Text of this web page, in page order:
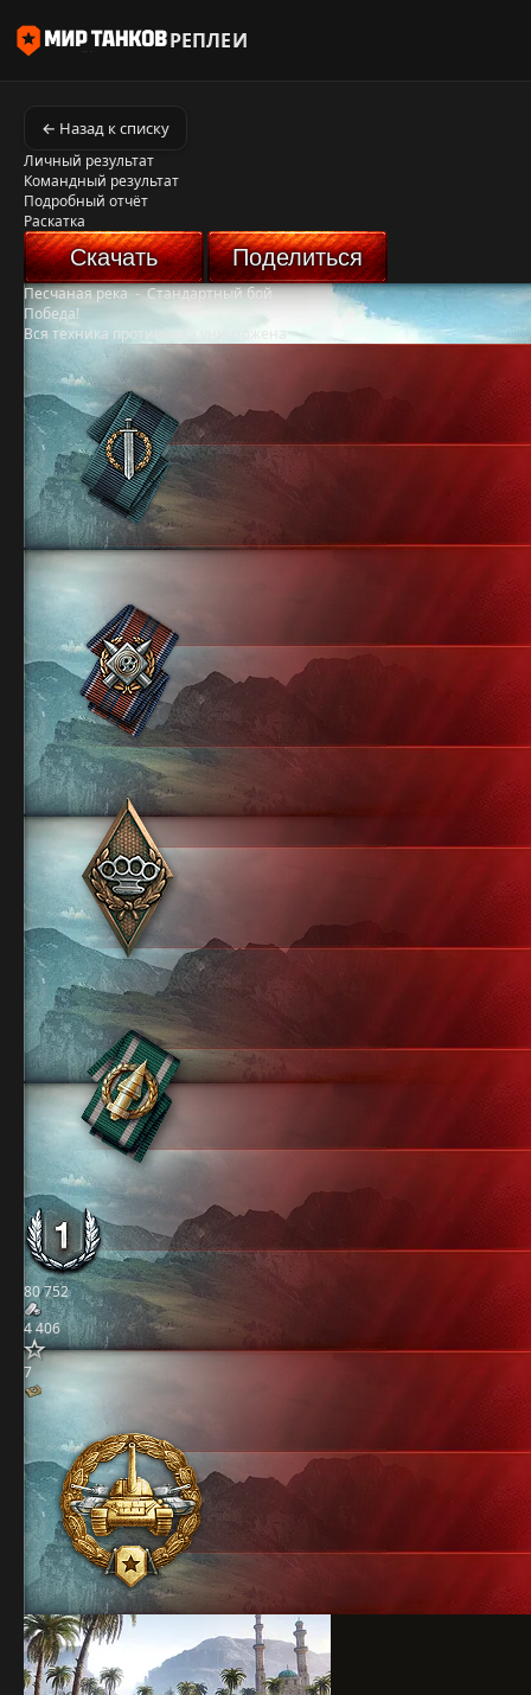
РЕПЛЕИ
← Назад к списку
Личный результат
Командный результат
Подробный отчёт
Раскатка
Скачать Поделиться
Песчаная река-Стандартный бой
Победа!
Вся техника противника уничтожена
80 752
4 406
7